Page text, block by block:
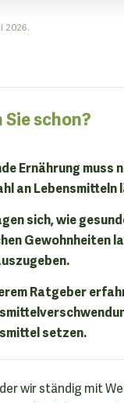
2026.
schon?
Ernährung muss
an Lebensmitteln
sich, wie
Gewohnheiten
Ratgeber
setzen.
der wir ständig mit